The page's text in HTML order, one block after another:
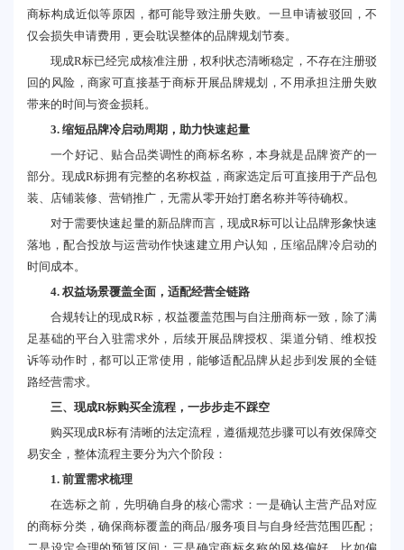
商标构成近似等原因，都可能导致注册失败。一旦申请被驳回，不
仅会损失申请费用，更会耽误整体的品牌规划节奏。
现成R标已经完成核准注册，权利状态清晰稳定，不存在注册驳
回的风险，商家可直接基于商标开展品牌规划，不用承担注册失败
带来的时间与资金损耗。
3. 缩短品牌冷启动周期，助力快速起量
一个好记、贴合品类调性的商标名称，本身就是品牌资产的一
部分。现成R标拥有完整的名称权益，商家选定后可直接用于产品包
装、店铺装修、营销推广，无需从零开始打磨名称并等待确权。
对于需要快速起量的新品牌而言，现成R标可以让品牌形象快速
落地，配合投放与运营动作快速建立用户认知，压缩品牌冷启动的
时间成本。
4. 权益场景覆盖全面，适配经营全链路
合规转让的现成R标，权益覆盖范围与自注册商标一致，除了满
足基础的平台入驻需求外，后续开展品牌授权、渠道分销、维权投
诉等动作时，都可以正常使用，能够适配品牌从起步到发展的全链
路经营需求。
三、现成R标购买全流程，一步步走不踩空
购买现成R标有清晰的法定流程，遵循规范步骤可以有效保障交
易安全，整体流程主要分为六个阶段：
1. 前置需求梳理
在选标之前，先明确自身的核心需求：一是确认主营产品对应
的商标分类，确保商标覆盖的商品/服务项目与自身经营范围匹配；